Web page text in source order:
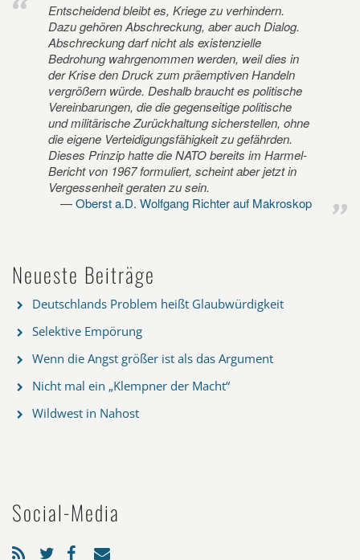
Entscheidend bleibt es, Kriege zu verhindern.
Dazu gehören Abschreckung, aber auch Dialog.
Abschreckung darf nicht als existenzielle
Bedrohung wahrgenommen werden, weil dies in
der Krise den Druck zum präemptiven Handeln
vergrößern würde. Deshalb braucht es politische
Vereinbarungen, die die gegenseitige politische
und militärische Zurückhaltung sicherstellen, ohne
die eigene Verteidigungsfähigkeit zu gefährden.
Dieses Prinzip hatte die NATO bereits im Harmel-
Bericht von 1967 formuliert, scheint aber jetzt in
Vergessenheit geraten zu sein.
Oberst a.D. Wolfgang Richter auf Makroskop
Neueste Beiträge
Deutschlands Problem heißt Glaubwürdigkeit
Selektive Empörung
Wenn die Angst größer ist als das Argument
Nicht mal ein „Klempner der Macht“
Wildwest in Nahost
Social-Media